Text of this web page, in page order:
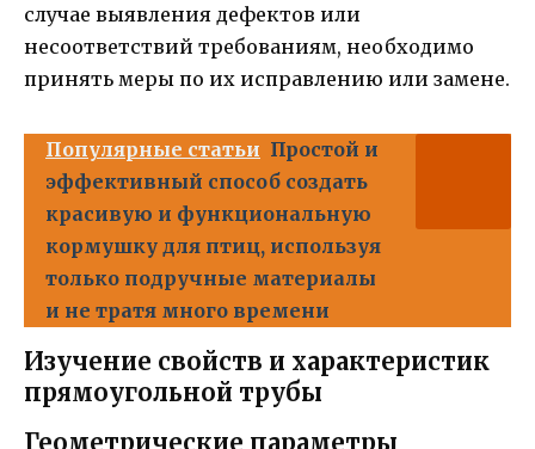
случае выявления дефектов или
несоответствий требованиям, необходимо
принять меры по их исправлению или замене.
Популярные статьи Простой и
эффективный способ создать
красивую и функциональную
кормушку для птиц, используя
только подручные материалы
и не тратя много времени
Изучение свойств и характеристик
прямоугольной трубы
Геометрические параметры